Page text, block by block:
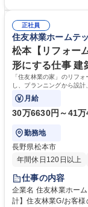
で担当出来る事が大
の思いを汲み取り、
満足に繋がります。 募集職種 川越【リフォーム/営業設計】住友林業G/お
客様の夢を形にする仕
足頂くサービスを御
【キャリアパス】研修
も、今では当社のコア
ば、主任→係長から、
学歴・資格 学歴：大
正社員
住友林業ホームテ
松本【リフォー
形にする仕事 建
「住友林業の家」のリフ
し、プランニングから設
きます。
月給
30万6630円～41万
勤務地
長野県松本市
年間休日120日以上
仕事の内容
企業名 住友林業ホームテック株式会社 求
計】住友林業G/お客様の夢を形にす